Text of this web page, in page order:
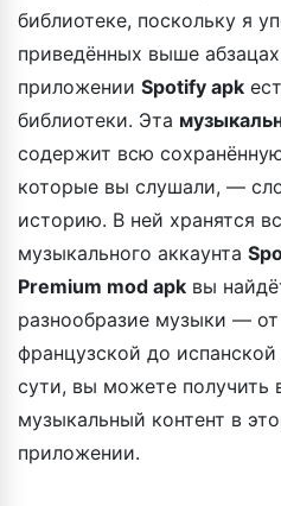
библиотеке, поскольку я
приведённых выше
приложении Spotify apk
библиотеки. Эта
содержит всю
которые вы слушали, —
историю. В ней хранятся
музыкального аккаунта
Premium mod apk вы
разнообразие музыки —
французской до
сути, вы можете получить
музыкальный контент в
приложении.